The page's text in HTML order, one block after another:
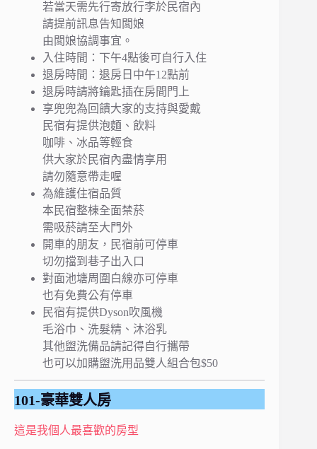
若當天需先行寄放行李於民宿內
請提前訊息告知闆娘
由闆娘協調事宜。
入住時間：下午4點後可自行入住
退房時間：退房日中午12點前
退房時請將鑰匙插在房間門上
享兜兜為回饋大家的支持與愛戴
民宿有提供泡麵、飲料
咖啡、冰品等輕食
供大家於民宿內盡情享用
請勿隨意帶走喔
為維護住宿品質
本民宿整棟全面禁菸
需吸菸請至大門外
開車的朋友，民宿前可停車
切勿擋到巷子出入口
對面池塘周圍白線亦可停車
也有免費公有停車
民宿有提供Dyson吹風機
毛浴巾、洗髮精、沐浴乳
其他盥洗備品請記得自行攜帶
也可以加購盥洗用品雙人組合包$50
101-豪華雙人房
這是我個人最喜歡的房型